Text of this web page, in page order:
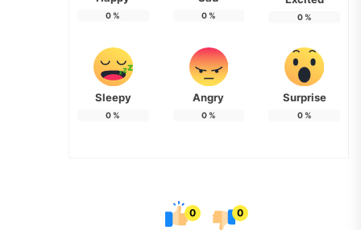
0% 0% 0%
Sleepy
0%
Angry
0%
Surprise
0%
0 0